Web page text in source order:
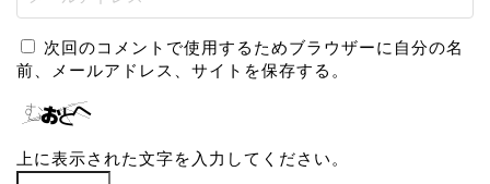
次回のコメントで使用するためブラウザーに自分の名
前、メールアドレス、サイトを保存する。
上に表示された文字を入力してください。